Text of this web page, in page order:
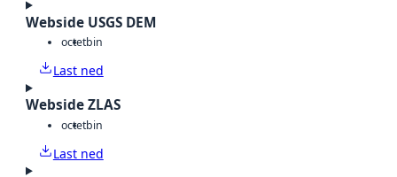
Webside USGS DEM
octetbin
Last ned
Webside ZLAS
octetbin
Last ned